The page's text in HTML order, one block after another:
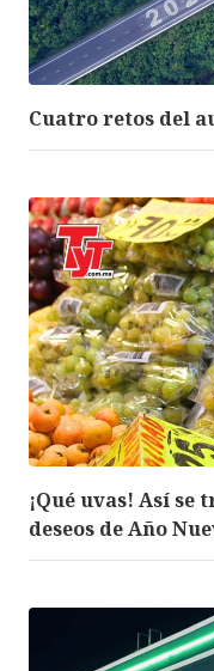
Cuatro retos del
¡Qué uvas! Así
deseos de Año